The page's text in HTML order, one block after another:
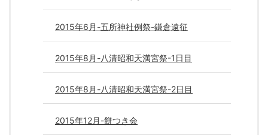
2015年6月-五所神社例祭-鎌倉遠征
2015年8月-八清昭和天満宮祭-1日目
2015年8月-八清昭和天満宮祭-2日目
2015年12月-餅つき会